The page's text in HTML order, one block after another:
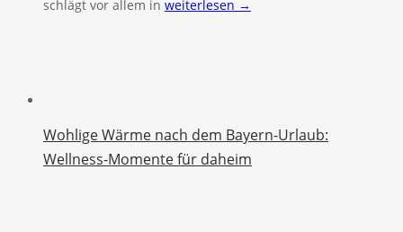
schlägt vor allem in weiterlesen →
Wohlige Wärme nach dem Bayern-Urlaub:
Wellness-Momente für daheim